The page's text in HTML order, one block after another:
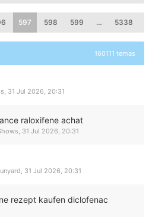
597 598 599 … 5338
160111 temas
, 31 Jul 2026, 20:31
raloxifene achat
, 31 Jul 2026, 20:31
, 31 Jul 2026, 20:31
rezept kaufen diclofenac